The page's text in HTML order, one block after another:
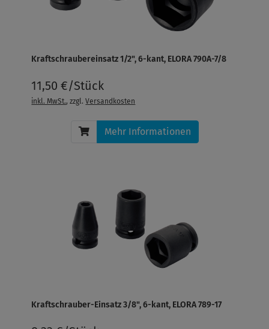
Kraftschraubereinsatz 1/2", 6-kant, ELORA 790A-7/8
11,50 €/Stück
inkl. MwSt., zzgl.Versandkosten
Mehr Informationen
Kraftschrauber-Einsatz 3/8", 6-kant, ELORA 789-17